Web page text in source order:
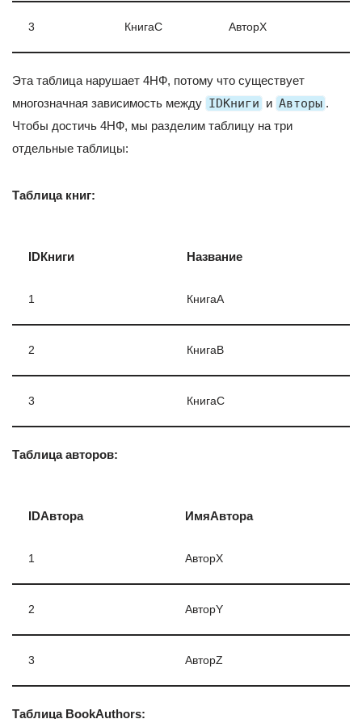
3 КнигаC АвторX
Эта таблица нарушает 4НФ, потому что существует
многозначная зависимость между IDКниги и Авторы .
Чтобы достичь 4НФ, мы разделим таблицу на три
отдельные таблицы:
Таблица книг:
IDКниги Название
1 КнигаA
2 КнигаB
3 КнигаC
Таблица авторов:
IDАвтора ИмяАвтора
1 АвторX
2 АвторY
3 АвторZ
Таблица BookAuthors: